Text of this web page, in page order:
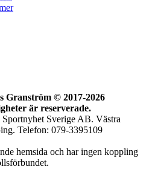
Granström © 2017-2026
är reserverade.
Sverige AB. Västra
Telefon: 079-3395109
hemsida och har ingen koppling